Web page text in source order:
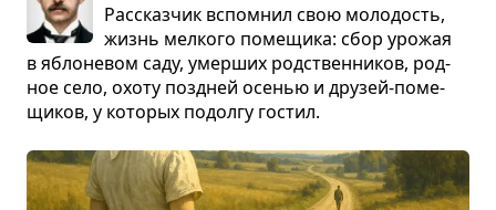
Рас­сказ­чик вспо­мнил свою моло­дость,
жизнь мел­кого поме­щика: сбор уро­жая
в ябло­не­вом саду, умер­ших род­ствен­ни­ков, род­
ное село, охоту позд­ней осе­нью и дру­зей-поме­
щи­ков, у кото­рых подолгу гостил.